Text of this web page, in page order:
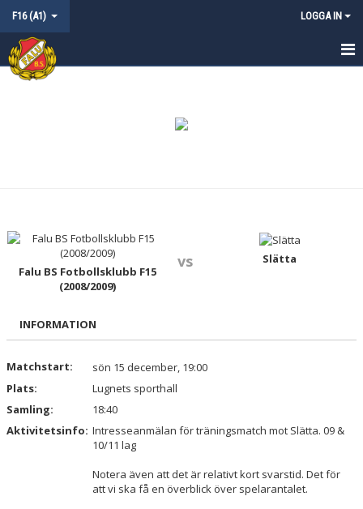
F16 (A1) LOGGA IN
HEM
Falu BS Fotbollsklubb F15
(2008/2009)
vs Slätta
INFORMATION
Matchstart:
sön 15 december, 19:00
Plats:
Lugnets sporthall
Samling:
18:40
Aktivitetsinfo: Intresseanmälan för träningsmatch mot Slätta. 09 &
10/11 lag
Notera även att det är relativt kort svarstid. Det för
att vi ska få en överblick över spelarantalet.